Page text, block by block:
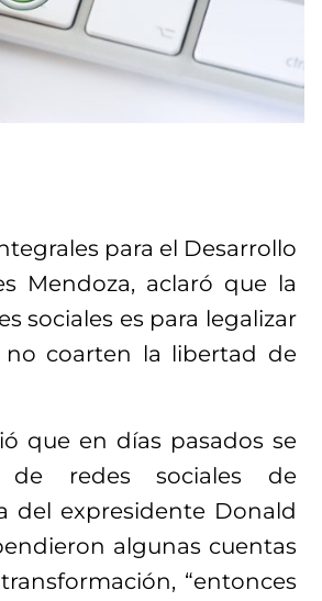
para el Desarrollo
Mendoza, aclaró que la
sociales es para legalizar
no coarten la libertad de
que en días pasados se
de redes sociales de
del expresidente Donald
algunas cuentas
“entonces